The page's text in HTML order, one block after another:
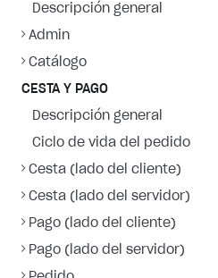
Descripción general
Admin
Catálogo
CESTA Y PAGO
Descripción general
Ciclo de vida del pedido
Cesta (lado del cliente)
Cesta (lado del servidor)
Pago (lado del cliente)
Pago (lado del servidor)